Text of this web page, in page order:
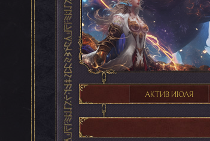
АКТИВ ИЮЛЯ